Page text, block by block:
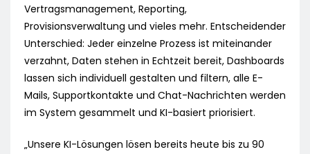
Vertragsmanagement, Reporting,
Provisionsverwaltung und vieles mehr. Entscheidender
Unterschied: Jeder einzelne Prozess ist miteinander
verzahnt, Daten stehen in Echtzeit bereit, Dashboards
lassen sich individuell gestalten und filtern, alle E-
Mails, Supportkontakte und Chat-Nachrichten werden
im System gesammelt und KI-basiert priorisiert.
„Unsere KI-Lösungen lösen bereits heute bis zu 90